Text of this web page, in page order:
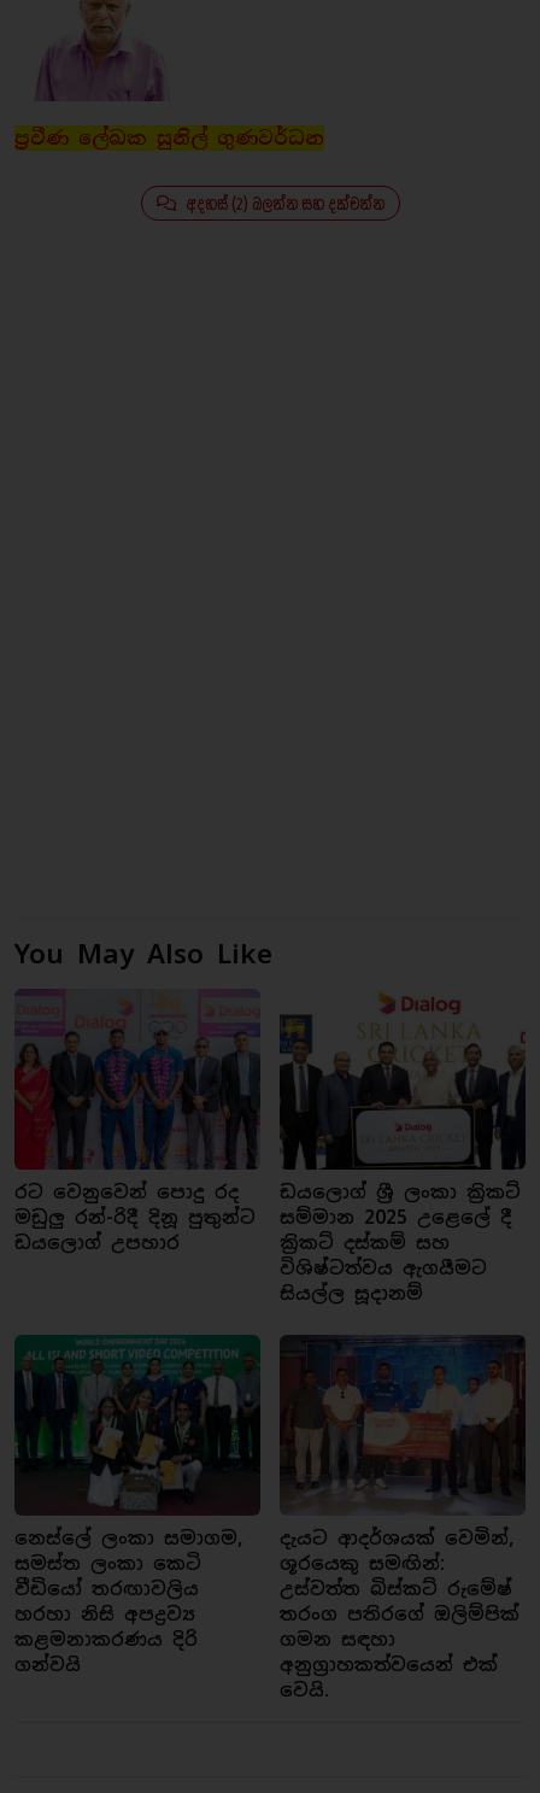
ප්‍රවීණ ලේඛක සුනිල් ගුණවර්ධන
අදහස් (2) බලන්න සහ දක්වන්න
You May Also Like
රට වෙනුවෙන් පොදු රද
මඩුලු රන්-රිදී දිනූ පුතුන්ට
ඩයලොග් උපහාර
ඩයලොග් ශ්‍රී ලංකා ක්‍රිකට්
සම්මාන 2025 උළෙලේ දී
ක්‍රිකට් දස්කම් සහ
විශිෂ්ටත්වය ඇගයීමට
සියල්ල සූදානම්
නෙස්ලේ ලංකා සමාගම,
සමස්ත ලංකා කෙටි
වීඩියෝ තරඟාවලිය
හරහා නිසි අපද්‍රව්‍ය
කළමනාකරණය දිරි
ගන්වයි
දැයට ආදර්ශයක් වෙමින්,
ශූරයෙකු සමඟින්:
උස්වත්ත බිස්කට් රුමේෂ්
තරංග පතිරගේ ඔලිම්පික්
ගමන සඳහා
අනුග්‍රාහකත්වයෙන් එක්
වෙයි.